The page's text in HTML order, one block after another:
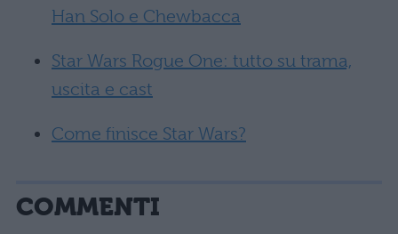
Han Solo e Chewbacca
Star Wars Rogue One: tutto su trama,
uscita e cast
Come finisce Star Wars?
COMMENTI